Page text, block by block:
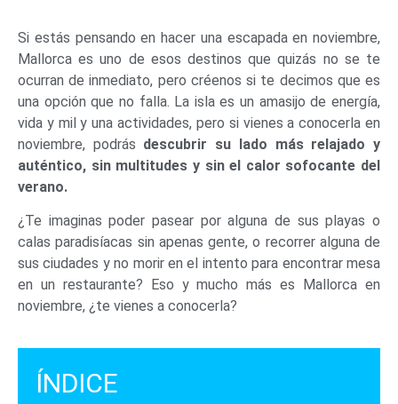
Si estás pensando en hacer una escapada en noviembre,
Mallorca es uno de esos destinos que quizás no se te
ocurran de inmediato, pero créenos si te decimos que es
una opción que no falla. La isla es un amasijo de energía,
vida y mil y una actividades, pero si vienes a conocerla en
noviembre, podrás descubrir su lado más relajado y
auténtico, sin multitudes y sin el calor sofocante del
verano.
¿Te imaginas poder pasear por alguna de sus playas o
calas paradisíacas sin apenas gente, o recorrer alguna de
sus ciudades y no morir en el intento para encontrar mesa
en un restaurante? Eso y mucho más es Mallorca en
noviembre, ¿te vienes a conocerla?
ÍNDICE